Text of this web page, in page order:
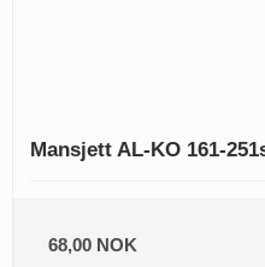
Mansjett AL-KO 161-
68,00 NOK